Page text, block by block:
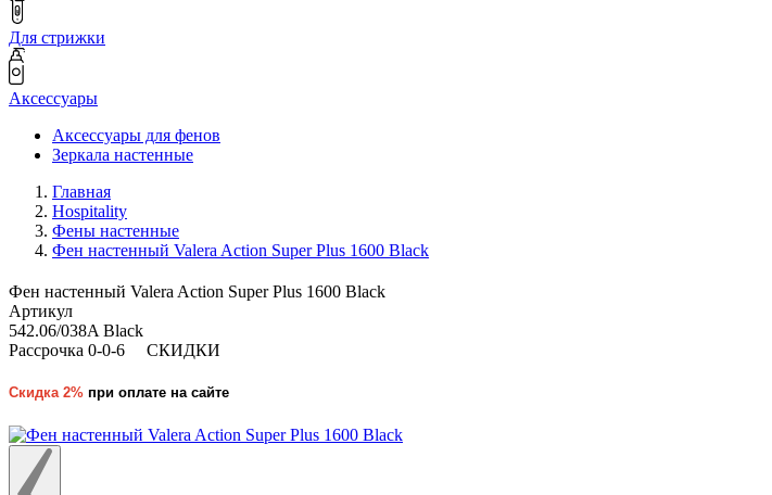
Для стрижки
Аксессуары
Аксессуары для фенов
Зеркала настенные
Главная
Hospitality
Фены настенные
Фен настенный Valera Action Super Plus 1600 Black
Фен настенный Valera Action Super Plus 1600 Black
Артикул
542.06/038A Black
Рассрочка 0-0-6
СКИДКИ
Скидка 2% при оплате на сайте